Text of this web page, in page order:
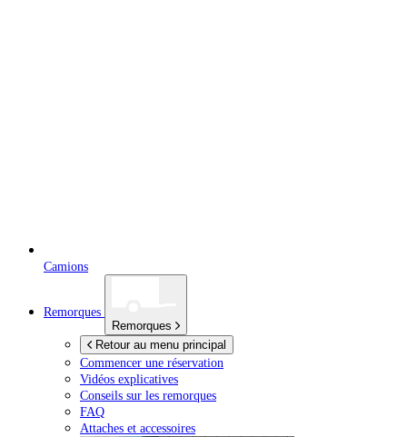
Camions
Remorques
Remorques
Retour au menu principal
Commencer une réservation
Vidéos explicatives
Conseils sur les remorques
FAQ
Attaches et accessoires